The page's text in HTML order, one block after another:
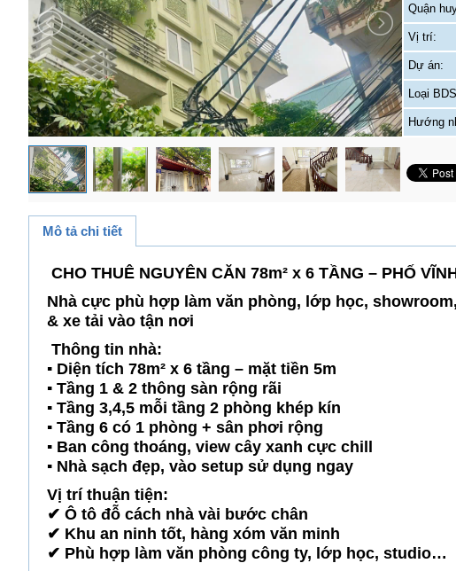
Quận
Vị trí:
Dự án:
Loại
Hướng
Mô tả chi tiết
CHO THUÊ NGUYÊN CĂN 78m² x 6 TẦNG – PHỐ
Nhà cực phù hợp làm văn phòng, lớp học,
& xe tải vào tận nơi
Thông tin nhà:
▪️ Diện tích 78m² x 6 tầng – mặt tiền 5m
▪️ Tầng 1 & 2 thông sàn rộng rãi
▪️ Tầng 3,4,5 mỗi tầng 2 phòng khép kín
▪️ Tầng 6 có 1 phòng + sân phơi rộng
▪️ Ban công thoáng, view cây xanh cực chill
▪️ Nhà sạch đẹp, vào setup sử dụng ngay
Vị trí thuận tiện:
✔ Ô tô đỗ cách nhà vài bước chân
✔ Khu an ninh tốt, hàng xóm văn minh
✔ Phù hợp làm văn phòng công ty, lớp học, studio…